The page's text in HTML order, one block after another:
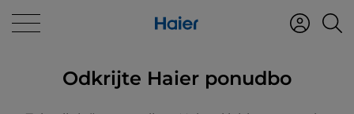
Odkrijte Haier ponudbo